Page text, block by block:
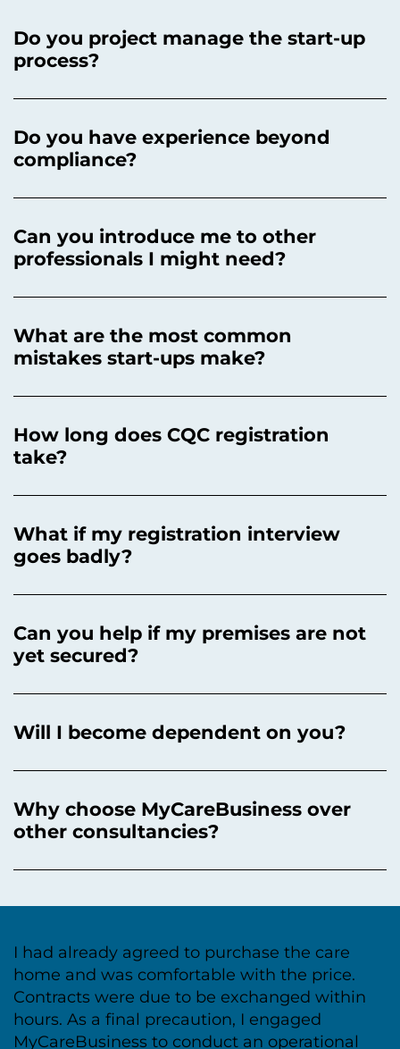
Do you project manage the start-up
process?
Do you have experience beyond
compliance?
Can you introduce me to other
professionals I might need?
What are the most common
mistakes start-ups make?
How long does CQC registration
take?
What if my registration interview
goes badly?
Can you help if my premises are not
yet secured?
Will I become dependent on you?
Why choose MyCareBusiness over
other consultancies?
I had already agreed to purchase the care
home and was comfortable with the price.
Contracts were due to be exchanged within
hours. As a final precaution, I engaged
MyCareBusiness to conduct an operational